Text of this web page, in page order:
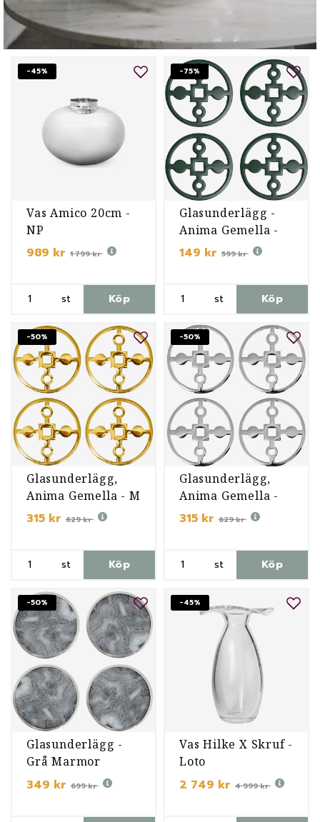
-45%
Vas Amico 20cm -
NP
989 kr 1 799 kr
st Köp
-75%
Glasunderlägg -
Anima Gemella -
Grön
149 kr 599 kr
st Köp
-50%
Glasunderlägg,
Anima Gemella - M
315 kr 629 kr
st Köp
-50%
Glasunderlägg,
Anima Gemella -
NP
315 kr 629 kr
st Köp
-50%
Glasunderlägg -
Grå Marmor
349 kr 699 kr
-45%
Vas Hilke X Skruf -
Loto
2 749 kr 4 999 kr